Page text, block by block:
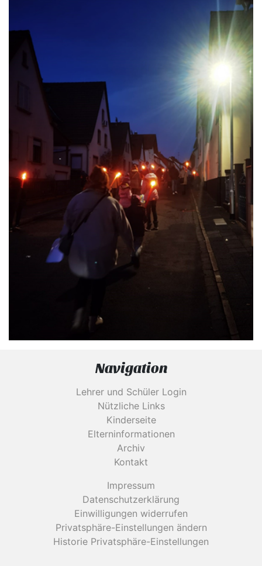
Navigation
Lehrer und Schüler Login
Nützliche Links
Kinderseite
Elterninformationen
Archiv
Kontakt
Impressum
Datenschutzerklärung
Einwilligungen widerrufen
Privatsphäre-Einstellungen ändern
Historie Privatsphäre-Einstellungen